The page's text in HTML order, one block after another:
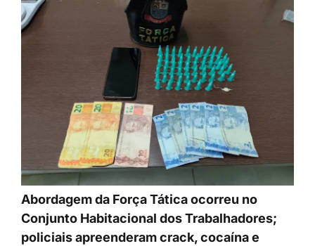
Abordagem da Força Tática ocorreu no
Conjunto Habitacional dos Trabalhadores;
policiais apreenderam crack, cocaína e